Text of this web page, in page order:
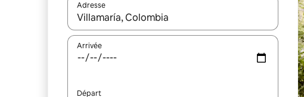
Adresse
Lorsque les résultats s'affichent, utilisez les flèches vers le
Arrivée
Départ